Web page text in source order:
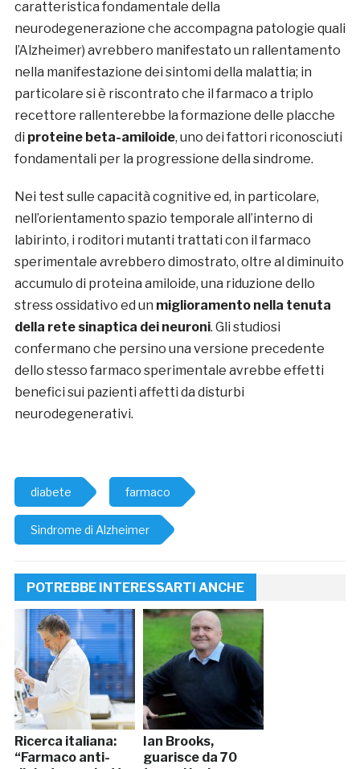
caratteristica fondamentale della
neurodegenerazione che accompagna patologie quali
l’Alzheimer) avrebbero manifestato un rallentamento
nella manifestazione dei sintomi della malattia; in
particolare si è riscontrato che il farmaco a triplo
recettore rallenterebbe la formazione delle placche
di proteine beta-amiloide, uno dei fattori riconosciuti
fondamentali per la progressione della sindrome.
Nei test sulle capacità cognitive ed, in particolare,
nell’orientamento spazio temporale all’interno di
labirinto, i roditori mutanti trattati con il farmaco
sperimentale avrebbero dimostrato, oltre al diminuito
accumulo di proteina amiloide, una riduzione dello
stress ossidativo ed un miglioramento nella tenuta
della rete sinaptica dei neuroni. Gli studiosi
confermano che persino una versione precedente
dello stesso farmaco sperimentale avrebbe effetti
benefici sui pazienti affetti da disturbi
neurodegenerativi.
diabete farmaco
Sindrome di Alzheimer
POTREBBE INTERESSARTI ANCHE
Ricerca italiana:
“Farmaco anti-
Ian Brooks,
guarisce da 70